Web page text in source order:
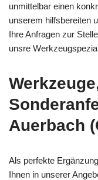
unmittelbar einen
unserem hilfsbereiten
Ihre Anfragen zur
unsre
Auerbach
Als perfekte
Ihnen in unserer